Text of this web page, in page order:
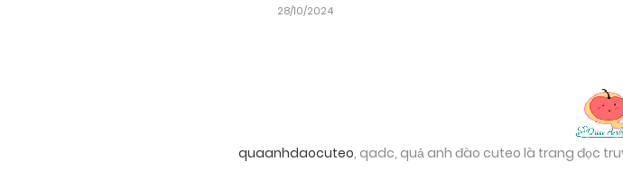
28/10/2024
quaanhdaocuteo, qadc, quả anh đào cuteo là trang đọc